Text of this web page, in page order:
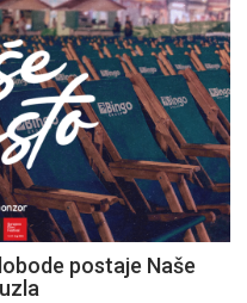
postaje Naše